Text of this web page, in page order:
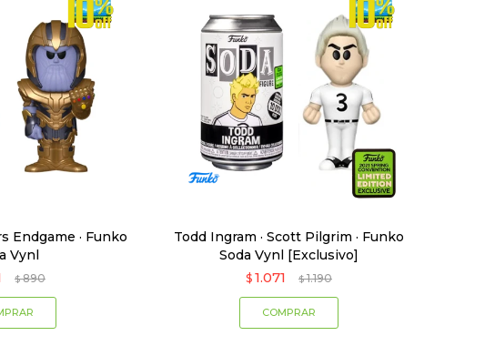
Endgame · Funko
Vynl
$ 890
Todd Ingram · Scott Pilgrim · Funko
Soda Vynl [Exclusivo]
$ 1.071 $ 1.190